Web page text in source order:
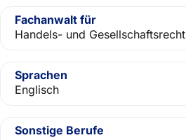
Fachanwalt für
Handels- und Gesellschaftsrecht
Sprachen
Englisch
Sonstige Berufe